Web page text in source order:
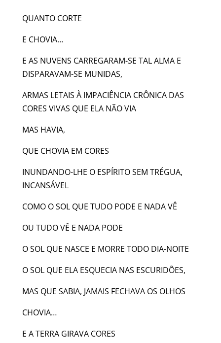
QUANTO CORTE
E CHOVIA…
E AS NUVENS CARREGARAM-SE TAL ALMA E
DISPARAVAM-SE MUNIDAS,
ARMAS LETAIS À IMPACIÊNCIA CRÔNICA DAS
CORES VIVAS QUE ELA NÃO VIA
MAS HAVIA,
QUE CHOVIA EM CORES
INUNDANDO-LHE O ESPÍRITO SEM TRÉGUA,
INCANSÁVEL
COMO O SOL QUE TUDO PODE E NADA VÊ
OU TUDO VÊ E NADA PODE
O SOL QUE NASCE E MORRE TODO DIA-NOITE
O SOL QUE ELA ESQUECIA NAS ESCURIDÕES,
MAS QUE SABIA, JAMAIS FECHAVA OS OLHOS
CHOVIA…
E A TERRA GIRAVA CORES